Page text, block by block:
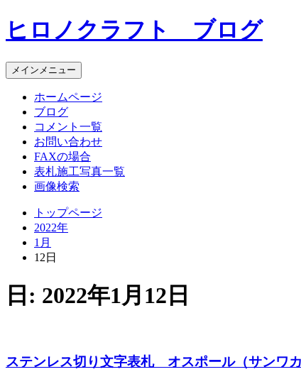
コ
ン
ン
ツ
ヒロノクラフト ブログ
メインメニュー
ホームページ
ブログ
コメント一覧
お問い合わせ
FAXの場合
表札施工写真一覧
画像検索
トップページ
2022年
1月
12日
日: 2022年1月12日
ステンレス切り文字表札 オスポール（サンワカ